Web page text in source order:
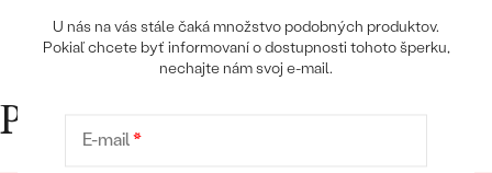
OBJAVIŤ
Prečo nakupovať v Eppi
U nás na vás stále čaká množstvo podobných produktov.
Pokiaľ chcete byť informovaní o dostupnosti tohoto šperku,
nechajte nám svoj e-mail.
E-mail*